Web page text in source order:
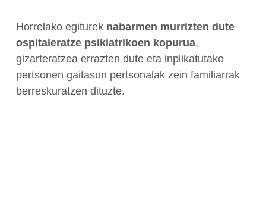
Horrelako egiturek nabarmen murrizten dute
ospitaleratze psikiatrikoen kopurua,
gizarteratzea errazten dute eta inplikatutako
pertsonen gaitasun pertsonalak zein familiarrak
berreskuratzen dituzte.